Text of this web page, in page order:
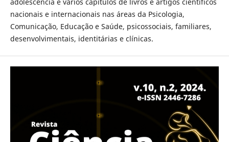
adolescência e vários capítulos de livros e artigos científicos
nacionais e internacionais nas áreas da Psicologia,
Comunicação, Educação e Saúde, psicossociais, familiares,
desenvolvimentais, identitárias e clínicas.